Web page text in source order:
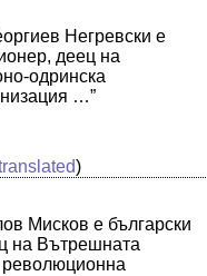
Негревски е
деец на
одринска
…”
)
Мисков е български
на Вътрешната
революционна